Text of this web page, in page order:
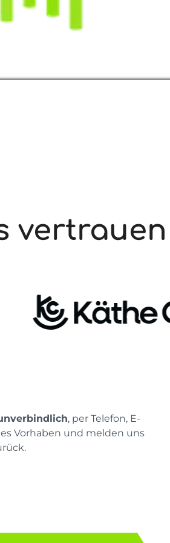
vertrauen
, per Telefon, E-
Vorhaben und melden uns